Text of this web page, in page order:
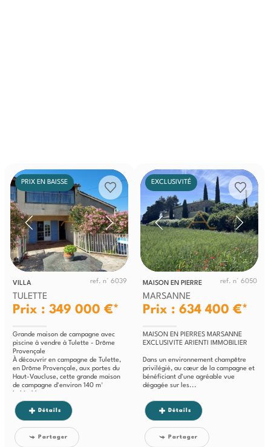
PRIX EN BAISSE
VILLA ref. n° 6039
TULETTE
Prix : 349 000 €*
Grande maison de campagne avec
piscine à vendre à Tulette - Drôme
Provençale
À découvrir en campagne de Tulette,
en Drôme Provençale, aux portes du
Haut-Vaucluse, cette grande maison
de campagne d'environ 140 m²
Détails
Partager
EXCLUSIVITÉ
MAISON EN PIERRE ref. n° 6050
MARSANNE
Prix : 634 400 €*
MAISON EN PIERRES MARSANNE
EXCLUSIVITE ARIENTI IMMOBILIER
Dans un environnement champêtre
privilégié, au cœur de la campagne et
bénéficiant d'une agréable vue
dégagée sur les...
Détails
Partager